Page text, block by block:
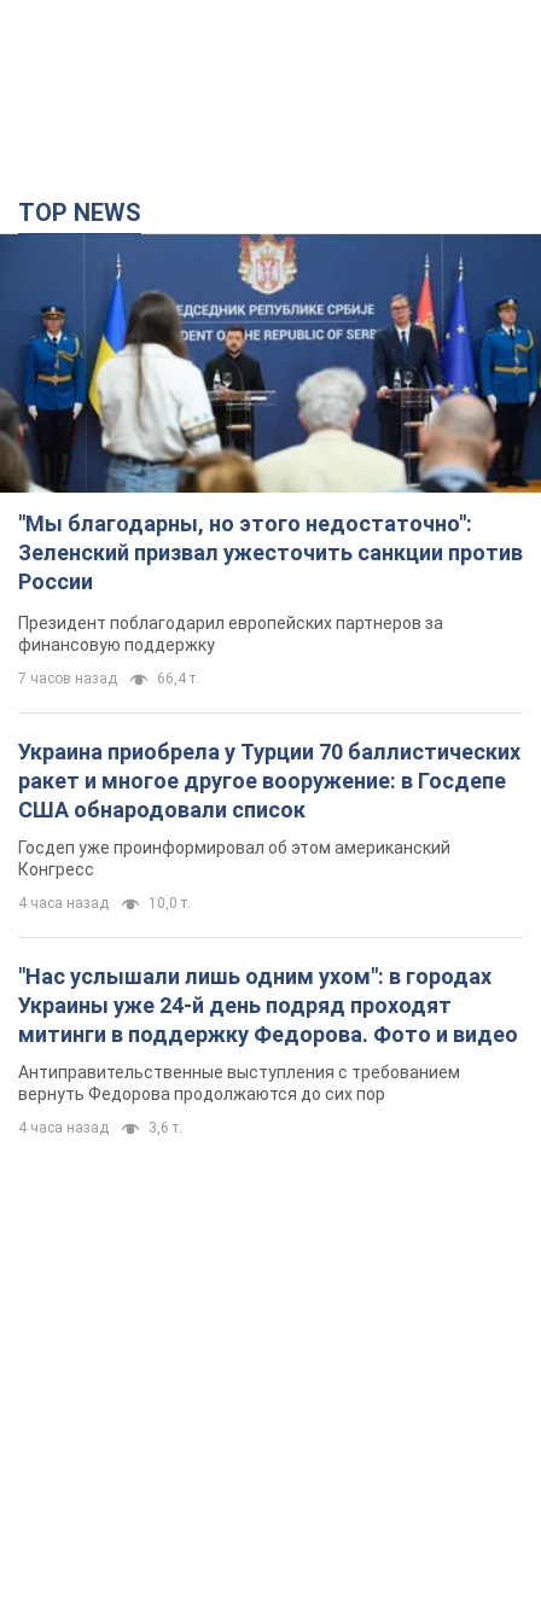
TOP NEWS
"Мы благодарны, но этого недостаточно":
Зеленский призвал ужесточить санкции против
России
Президент поблагодарил европейских партнеров за
финансовую поддержку
7 часов назад 66,4 т.
Украина приобрела у Турции 70 баллистических
ракет и многое другое вооружение: в Госдепе
США обнародовали список
Госдеп уже проинформировал об этом американский
Конгресс
4 часа назад 10,0 т.
"Нас услышали лишь одним ухом": в городах
Украины уже 24-й день подряд проходят
митинги в поддержку Федорова. Фото и видео
Антиправительственные выступления с требованием
вернуть Федорова продолжаются до сих пор
4 часа назад 3,6 т.